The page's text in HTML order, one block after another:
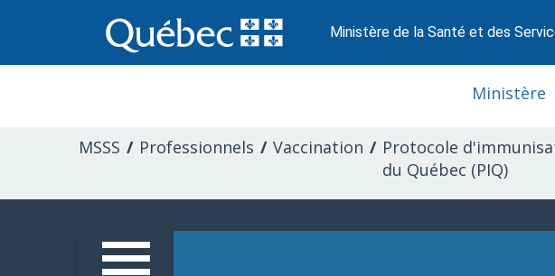
au
contenu
Ministère de la Santé et des
professionnels
Ministère
MSSS Professionnels Vaccination
Protocole
du Québec (PIQ)